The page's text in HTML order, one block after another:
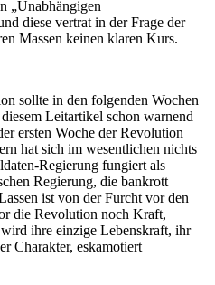
„Unabhängigen
diese vertrat in der Frage der
Massen keinen klaren Kurs.
sollte in den folgenden Wochen
Leitartikel schon warnend
ersten Woche der Revolution
hat sich im wesentlichen nichts
Regierung fungiert als
Regierung, die bankrott
ist von der Furcht vor den
die Revolution noch Kraft,
ihre einzige Lebenskraft, ihr
Charakter, eskamotiert